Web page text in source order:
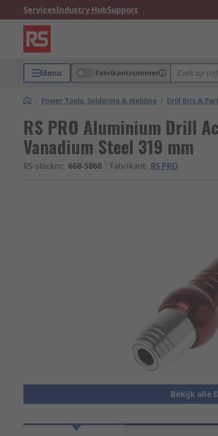
ServicesIndustry HubSupport
Menu Fabrikantnummer
/ Power Tools, Soldering & Welding / Drill Bits &
RS PRO Aluminium Drill
Vanadium Steel 319 mm
RS-stocknr.: 668-5868 Fabrikant: RS PRO
Bekijk alle